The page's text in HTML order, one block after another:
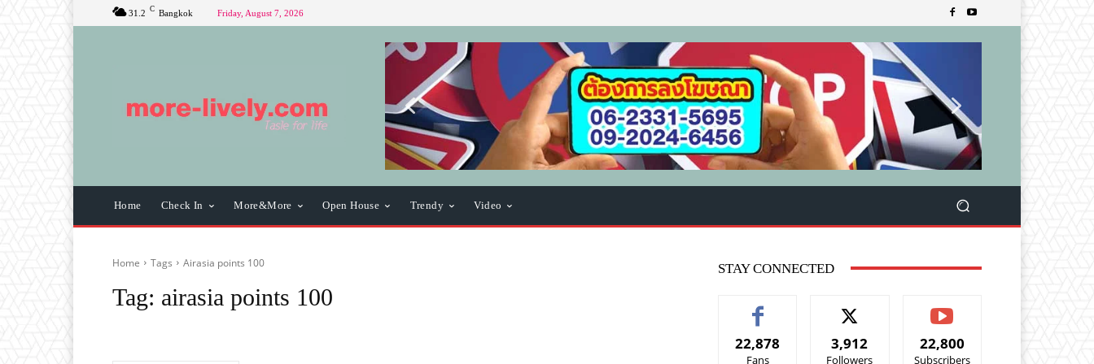
31.2 C Bangkok Friday, August 7, 2026
Home Check In More&More Open House Trendy Video
Home Tags Airasia points 100
Tag: airasia points 100
STAY CONNECTED
22,878
Fans
3,912
Followers
22,800
Subscribers